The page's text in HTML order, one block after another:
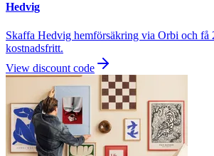
Hedvig
Skaffa Hedvig hemförsäkring via Orbi och få
kostnadsfritt.
View discount code